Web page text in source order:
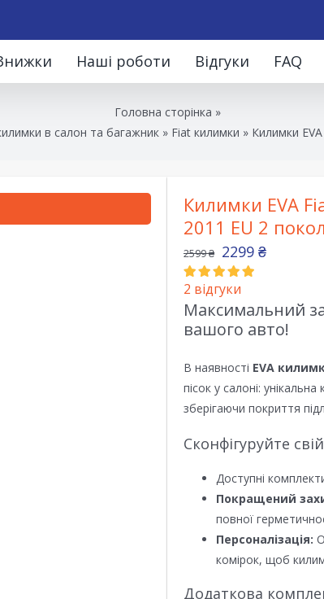
Наші роботи Відгуки FAQ
Головна сторінка »
в салон та багажник » Fiat килимки » Килимки
Килимки EVA
2011 EU 2
2599₴ 2299 ₴
2 відгуки
Максимальний
вашого авто!
В наявності EVA
пісок у салоні:
зберігаючи покриття
Сконфігуруйте
Доступні
Покращений
повної
Персоналізація:
комірок, щоб
Додаткова